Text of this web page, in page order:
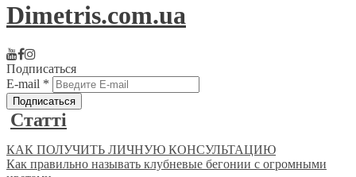
Dimetris.com.ua
Подписаться
E-mail *
Статті
КАК ПОЛУЧИТЬ ЛИЧНУЮ КОНСУЛЬТАЦИЮ
Как правильно называть клубневые бегонии с огромными